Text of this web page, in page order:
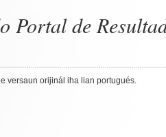
Portal de
versaun orijinál iha lian portugués.